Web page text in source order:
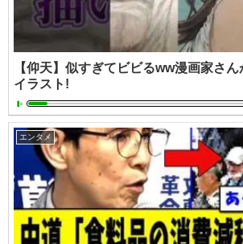
【仰天】似すぎてビビるww漫画家さ
イラスト!
エンタメ